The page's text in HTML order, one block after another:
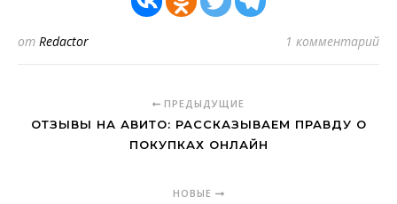
от Redactor 1 комментарий
ПРЕДЫДУЩИЕ
ОТЗЫВЫ НА АВИТО: РАССКАЗЫВАЕМ ПРАВДУ О
ПОКУПКАХ ОНЛАЙН
НОВЫЕ